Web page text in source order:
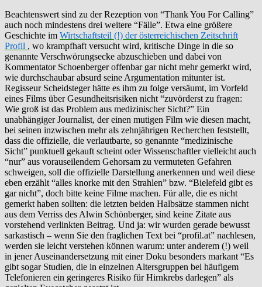
Beachtenswert sind zu der Rezeption von “Thank You For Calling”
auch noch mindestens drei weitere “Fälle”. Etwa eine größere
Geschichte im Wirtschaftsteil (!) der österreichischen Zeitschrift
Profil , wo krampfhaft versucht wird, kritische Dinge in die so
genannte Verschwörungsecke abzuschieben und dabei von
Kommentator Schoenberger offenbar gar nicht mehr gemerkt wird,
wie durchschaubar absurd seine Argumentation mitunter ist.
Regisseur Scheidsteger hätte es ihm zu folge versäumt, im Vorfeld
eines Films über Gesundheitsrisiken nicht “zuvörderst zu fragen:
Wie groß ist das Problem aus medizinischer Sicht?” Ein
unabhängiger Journalist, der einen mutigen Film wie diesen macht,
bei seinen inzwischen mehr als zehnjährigen Recherchen feststellt,
dass die offizielle, die verlautbarte, so genannte “medizinische
Sicht” punktuell gekauft scheint oder Wissenschaftler vielleicht auch
“nur” aus vorauseilendem Gehorsam zu vermuteten Gefahren
schweigen, soll die offizielle Darstellung anerkennen und weil diese
eben erzählt “alles knorke mit den Strahlen” bzw. “Bielefeld gibt es
gar nicht”, doch bitte keine Filme machen. Für alle, die es nicht
gemerkt haben sollten: die letzten beiden Halbsätze stammen nicht
aus dem Verriss des Alwin Schönberger, sind keine Zitate aus
vorstehend verlinkten Beitrag. Und ja: wir wurden gerade bewusst
sarkastisch – wenn Sie den fraglichen Text bei “profil.at” nachlesen,
werden sie leicht verstehen können warum: unter anderem (!) weil
in jener Auseinandersetzung mit einer Doku besonders markant “Es
gibt sogar Studien, die in einzelnen Altersgruppen bei häufigem
Telefonieren ein geringeres Risiko für Hirnkrebs darlegen” als